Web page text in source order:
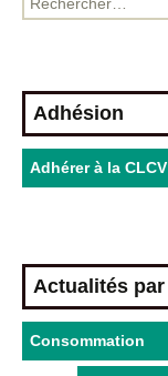
Adhésion
Adhérer à la
Actualités
Consommation